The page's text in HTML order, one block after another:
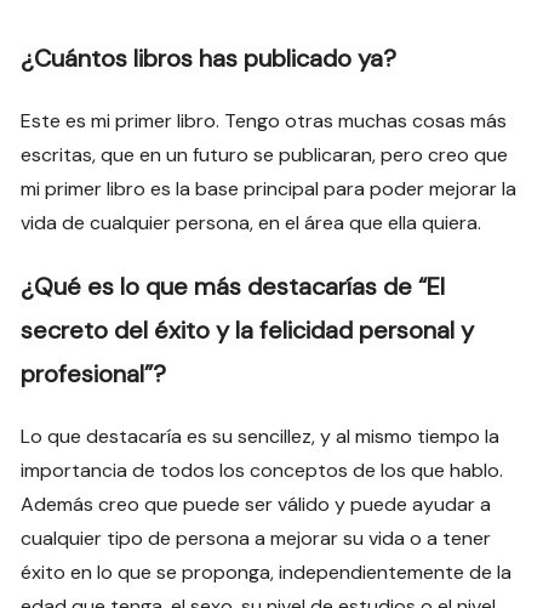
¿Cuántos libros has publicado ya?
Este es mi primer libro. Tengo otras muchas cosas más
escritas, que en un futuro se publicaran, pero creo que
mi primer libro es la base principal para poder mejorar la
vida de cualquier persona, en el área que ella quiera.
¿Qué es lo que más destacarías de “El
secreto del éxito y la felicidad personal y
profesional”?
Lo que destacaría es su sencillez, y al mismo tiempo la
importancia de todos los conceptos de los que hablo.
Además creo que puede ser válido y puede ayudar a
cualquier tipo de persona a mejorar su vida o a tener
éxito en lo que se proponga, independientemente de la